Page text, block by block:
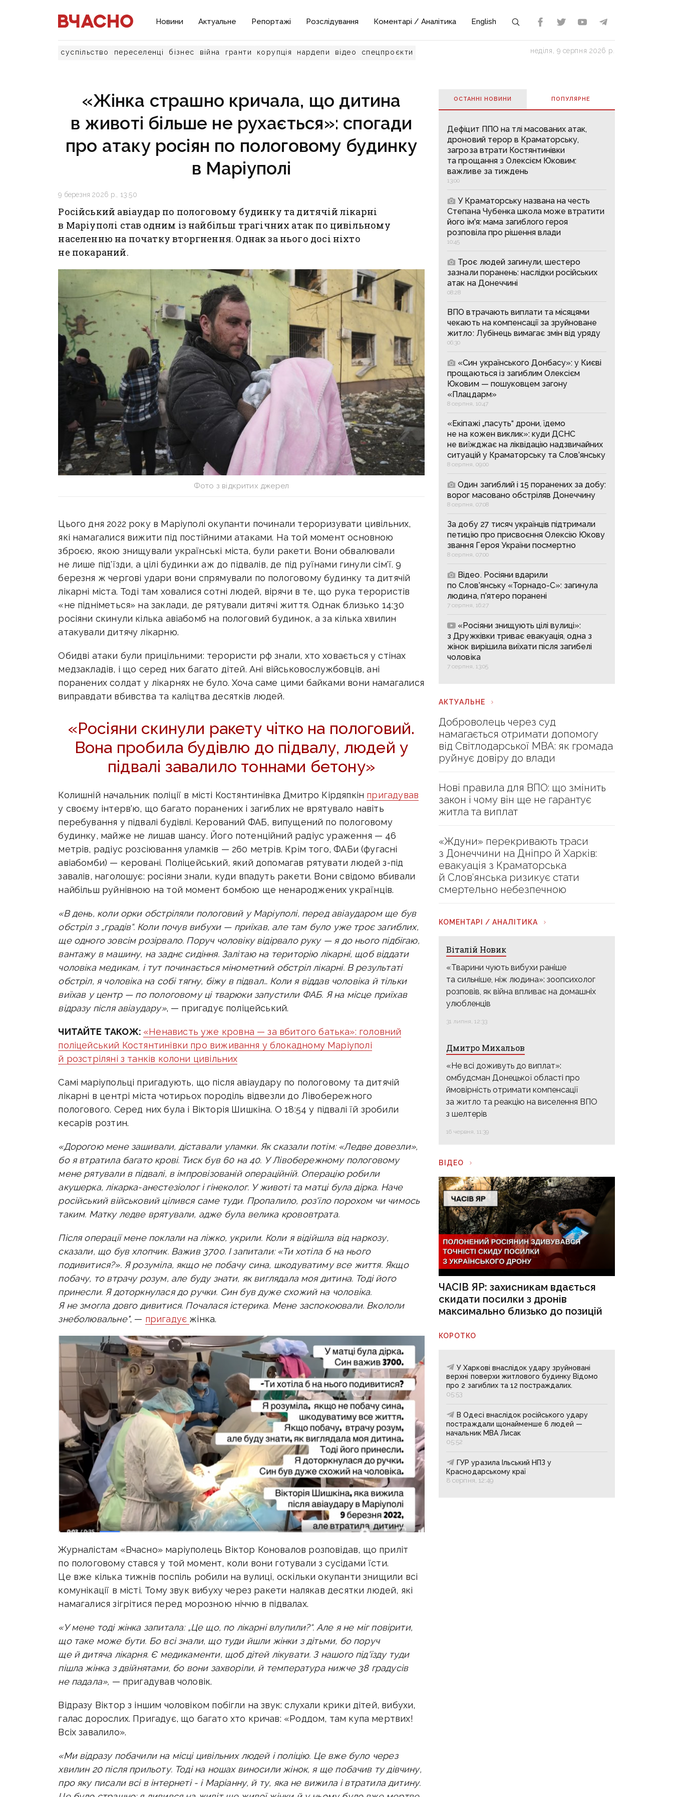
Новини Актуальне Репортажі Розслідування Коментарі / Аналітика English
суспільство переселенці бізнес війна гранти корупція нардепи відео спецпроєкти неділя, 9 серпня 2026 р.
«Жінка страшно кричала, що дитина
в животі більше не рухається»: спогади
про атаку росіян по пологовому будинку
в Маріуполі
9 березня 2026 р., 13:50
Російський авіаудар по пологовому будинку та дитячій лікарні
в Маріуполі став одним із найбільш трагічних атак по цивільному
населенню на початку вторгнення. Однак за нього досі ніхто
не покараний.
Фото з відкритих джерел
Цього дня 2022 року в Маріуполі окупанти починали тероризувати цивільних,
які намагалися вижити під постійними атаками. На той момент основною
зброєю, якою знищували українські міста, були ракети. Вони обвалювали
не лише під'їзди, а цілі будинки аж до підвалів, де під руїнами гинули сім'ї. 9
березня ж чергові удари вони спрямували по пологовому будинку та дитячій
лікарні міста. Тоді там ховалися сотні людей, вірячи в те, що рука терористів
«не підніметься» на заклади, де рятували дитячі життя. Однак близько 14:30
росіяни скинули кілька авіабомб на пологовий будинок, а за кілька хвилин
атакували дитячу лікарню.
Обидві атаки були прицільними: терористи рф знали, хто ховається у стінах
медзакладів, і що серед них багато дітей. Ані військовослужбовців, ані
поранених солдат у лікарнях не було. Хоча саме цими байками вони намагалися
виправдати вбивства та каліцтва десятків людей.
«Росіяни скинули ракету чітко на пологовий.
Вона пробила будівлю до підвалу, людей у
підвалі завалило тоннами бетону»
Колишній начальник поліції в місті Костянтинівка Дмитро Кірдяпкін пригадував
у своєму інтерв'ю, що багато поранених і загиблих не врятувало навіть
перебування у підвалі будівлі. Керований ФАБ, випущений по пологовому
будинку, майже не лишав шансу. Його потенційний радіус ураження — 46
метрів, радіус розсіювання уламків — 260 метрів. Крім того, ФАБи (фугасні
авіабомби) — керовані. Поліцейський, який допомагав рятувати людей з-під
завалів, наголошує: росіяни знали, куди впадуть ракети. Вони свідомо вбивали
найбільш руйнівною на той момент бомбою ще ненароджених українців.
«В день, коли орки обстріляли пологовий у Маріуполі, перед авіаударом ще був
обстріл з „градів“. Коли почув вибухи — приїхав, але там було уже троє загиблих,
ще одного зовсім розірвало. Поруч чоловіку відірвало руку — я до нього підбігаю,
вантажу в машину, на заднє сидіння. Залітаю на територію лікарні, щоб віддати
чоловіка медикам, і тут починається мінометний обстріл лікарні. В результаті
обстріл, я чоловіка на собі тягну, біжу в підвал… Коли я віддав чоловіка й тільки
виїхав у центр — по пологовому ці тварюки запустили ФАБ. Я на місце приїхав
відразу після авіаудару», — пригадує поліцейський.
ЧИТАЙТЕ ТАКОЖ: «Ненависть уже кровна — за вбитого батька»: головний
поліцейський Костянтинівки про виживання у блокадному Маріуполі
й розстріляні з танків колони цивільних
Самі маріупольці пригадують, що після авіаудару по пологовому та дитячій
лікарні в центрі міста чотирьох породіль відвезли до Лівобережного
пологового. Серед них була і Вікторія Шишкіна. О 18:54 у підвалі їй зробили
кесарів розтин.
«Дорогою мене зашивали, діставали уламки. Як сказали потім: «Ледве довезли»,
бо я втратила багато крові. Тиск був 60 на 40. У Лівобережному пологовому
мене рятували в підвалі, в імпровізованій операційній. Операцію робили
акушерка, лікарка-анестезіолог і гінеколог. У животі та матці була дірка. Наче
російський військовий цілився саме туди. Пропалило, роз'їло порохом чи чимось
таким. Матку ледве врятували, адже була велика крововтрата.
Після операції мене поклали на ліжко, укрили. Коли я відійшла від наркозу,
сказали, що був хлопчик. Важив 3700. І запитали: «Ти хотіла б на нього
подивитися?». Я розуміла, якщо не побачу сина, шкодуватиму все життя. Якщо
побачу, то втрачу розум, але буду знати, як виглядала моя дитина. Тоді його
принесли. Я доторкнулася до ручки. Син був дуже схожий на чоловіка.
Я не змогла довго дивитися. Почалася істерика. Мене заспокоювали. Вкололи
знеболювальне", — пригадує жінка.
Журналістам «Вчасно» маріуполець Віктор Коновалов розповідав, що приліт
по пологовому стався у той момент, коли вони готували з сусідами їсти.
Це вже кілька тижнів поспіль робили на вулиці, оскільки окупанти знищили всі
комунікації в місті. Тому звук вибуху через ракети налякав десятки людей, які
намагалися зігрітися перед морозною ніччю в підвалах.
«У мене тоді жінка запитала: „Це що, по лікарні влупили?“. Але я не міг повірити,
що таке може бути. Бо всі знали, що туди йшли жінки з дітьми, бо поруч
ще й дитяча лікарня. Є медикаменти, щоб дітей лікувати. З нашого під'їзду туди
пішла жінка з двійнятами, бо вони захворіли, й температура нижче 38 градусів
не падала», — пригадував чоловік.
Відразу Віктор з іншим чоловіком побігли на звук: слухали крики дітей, вибухи,
галас дорослих. Пригадує, що багато хто кричав: «Роддом, там купа мертвих!
Всіх завалило».
«Ми відразу побачили на місці цивільних людей і поліцію. Це вже було через
хвилин 20 після прильоту. Тоді на ношах виносили жінок, я ще побачив ту дівчину,
про яку писали всі в інтернеті - і Маріанну, й ту, яка не вижила і втратила дитину.
ОСТАННІ НОВИНИ ПОПУЛЯРНE
Дефіцит ППО на тлі масованих атак,
дроновий терор в Краматорську,
загроза втрати Костянтинівки
та прощання з Олексієм Юковим:
важливе за тиждень
13:00
У Краматорську названа на честь
Степана Чубенка школа може втратити
його ім'я: мама загиблого героя
розповіла про рішення влади
10:45
Троє людей загинули, шестеро
зазнали поранень: наслідки російських
атак на Донеччині
08:28
ВПО втрачають виплати та місяцями
чекають на компенсації за зруйноване
житло: Лубінець вимагає змін від уряду
06:30
«Син українського Донбасу»: у Києві
прощаються із загиблим Олексієм
Юковим — пошуковцем загону
«Плацдарм»
8 серпня, 10:47
«Екіпажі „пасуть“ дрони, їдемо
не на кожен виклик»: куди ДСНС
не виїжджає на ліквідацію надзвичайних
ситуацій у Краматорську та Слов’янську
8 серпня, 09:00
Один загиблий і 15 поранених за добу:
ворог масовано обстріляв Донеччину
8 серпня, 07:08
За добу 27 тисяч українців підтримали
петицію про присвоєння Олексію Юкову
звання Героя України посмертно
8 серпня, 07:00
Відео. Росіяни вдарили
по Слов’янську «Торнадо-С»: загинула
людина, п’ятеро поранені
7 серпня, 16:27
«Росіяни знищують цілі вулиці»:
з Дружківки триває евакуація, одна з
жінок вирішила виїхати після загибелі
чоловіка
7 серпня, 13:05
АКТУАЛЬНЕ
Доброволець через суд
намагається отримати допомогу
від Світлодарської МВА: як громада
руйнує довіру до влади
Нові правила для ВПО: що змінить
закон і чому він ще не гарантує
житла та виплат
«Ждуни» перекривають траси
з Донеччини на Дніпро й Харків:
евакуація з Краматорська
й Слов’янська ризикує стати
смертельно небезпечною
КОМЕНТАРІ / АНАЛІТИКА
Віталій Новик
«Тварини чують вибухи раніше
та сильніше, ніж людина»: зоопсихолог
розповів, як війна впливає на домашніх
улюбленців
31 липня, 12:33
Дмитро Михальов
«Не всі доживуть до виплат»:
омбудсман Донецької області про
ймовірність отримати компенсації
за житло та реакцію на виселення ВПО
з шелтерів
16 червня, 11:39
ВІДЕО
ЧАСІВ ЯР: захисникам вдається
скидати посилки з дронів
максимально близько до позицій
КОРОТКО
У Харкові внаслідок удару зруйновані
верхні поверхи житлового будинку Відомо
про 2 загиблих та 12 постраждалих.
05:53
В Одесі внаслідок російського удару
постраждали щонайменше 6 людей —
начальник МВА Лисак
05:52
ГУР уразила Ільський НПЗ у
Краснодарському краї
8 серпня, 12:49